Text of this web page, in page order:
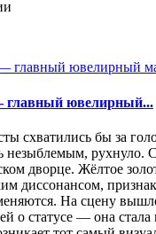
главный ювелирный...
схватились бы за
незыблемым, рухнуло.
дворце. Жёлтое
диссонансом,
На сцену
о статусе — она